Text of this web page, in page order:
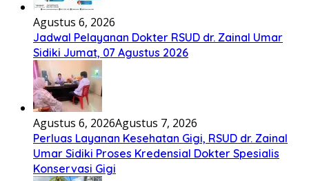
Agustus 6, 2026
Jadwal Pelayanan Dokter RSUD dr. Zainal Umar
Sidiki Jumat, 07 Agustus 2026
Agustus 6, 2026Agustus 7, 2026
Perluas Layanan Kesehatan Gigi, RSUD dr. Zainal
Umar Sidiki Proses Kredensial Dokter Spesialis
Konservasi Gigi